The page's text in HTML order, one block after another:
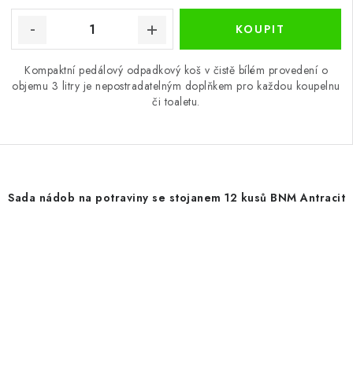
Kompaktní pedálový odpadkový koš v čistě bílém provedení o
objemu 3 litry je nepostradatelným doplňkem pro každou koupelnu
či toaletu.
Sada nádob na potraviny se stojanem 12 kusů BNM Antracit